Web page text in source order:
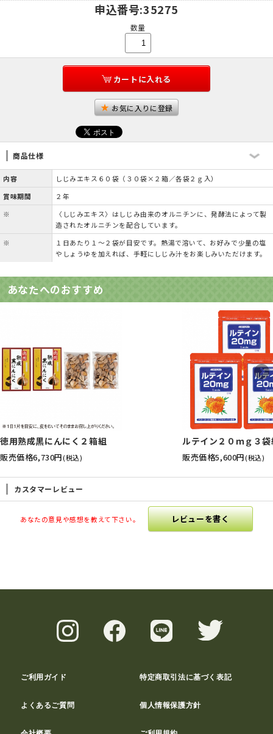
申込番号:35275
数量
カートに入れる
お気に入りに登録
商品仕様
内容
しじみエキス６０袋（３０袋×２箱／各袋２ｇ入）
賞味期間
２年
※
〈しじみエキス〉はしじみ由来のオルニチンに、発酵法によって製
造されたオルニチンを配合しています。
※
１日あたり１～２袋が目安です。熱湯で溶いて、お好みで少量の塩
やしょうゆを加えれば、手軽にしじみ汁をお楽しみいただけます。
あなたへのおすすめ
徳用熟成黒にんにく２箱組
販売価格6,730円(税込)
ルテイン２０ｍｇ３
販売価格5,600円(税込)
カスタマーレビュー
あなたの意見や感想を教えて下さい。 レビューを書く
ご利用ガイド 特定商取引法に基づく表記
よくあるご質問 個人情報保護方針